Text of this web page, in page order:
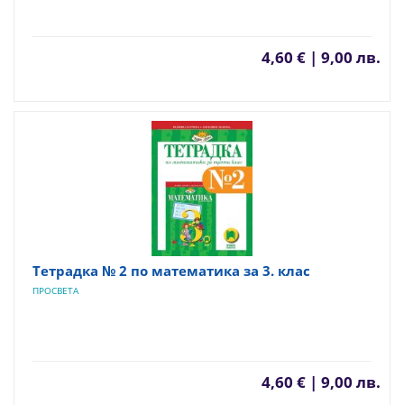
4,60 € | 9,00 лв.
Tетрадка № 2 по математика за 3. клас
ПРОСВЕТА
4,60 € | 9,00 лв.